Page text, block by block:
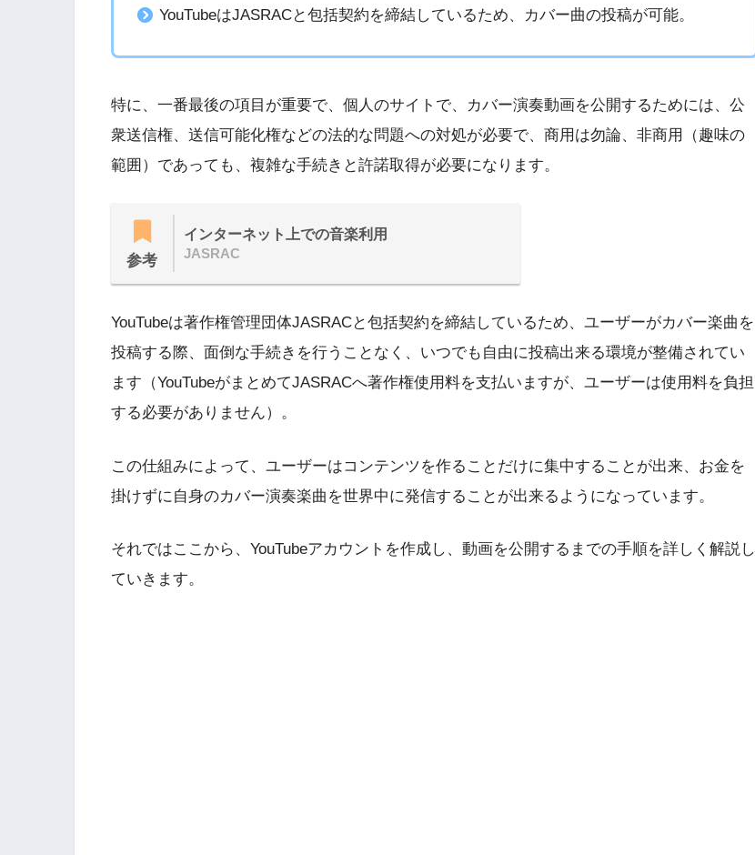
YouTubeはJASRACと包括契約を締結しているため、カバー曲の投稿が可能。
特に、一番最後の項目が重要で、個人のサイトで、カバー演奏動画を公開するためには、公
衆送信権、送信可能化権などの法的な問題への対処が必要で、商用は勿論、非商用（趣味の
範囲）であっても、複雑な手続きと許諾取得が必要になります。
参考
インターネット上での音楽利用
JASRAC
YouTubeは著作権管理団体JASRACと包括契約を締結しているため、ユーザーがカバー楽曲を
投稿する際、面倒な手続きを行うことなく、いつでも自由に投稿出来る環境が整備されてい
ます（YouTubeがまとめてJASRACへ著作権使用料を支払いますが、ユーザーは使用料を負担
する必要がありません）。
この仕組みによって、ユーザーはコンテンツを作ることだけに集中することが出来、お金を
掛けずに自身のカバー演奏楽曲を世界中に発信することが出来るようになっています。
それではここから、YouTubeアカウントを作成し、動画を公開するまでの手順を詳しく解説し
ていきます。